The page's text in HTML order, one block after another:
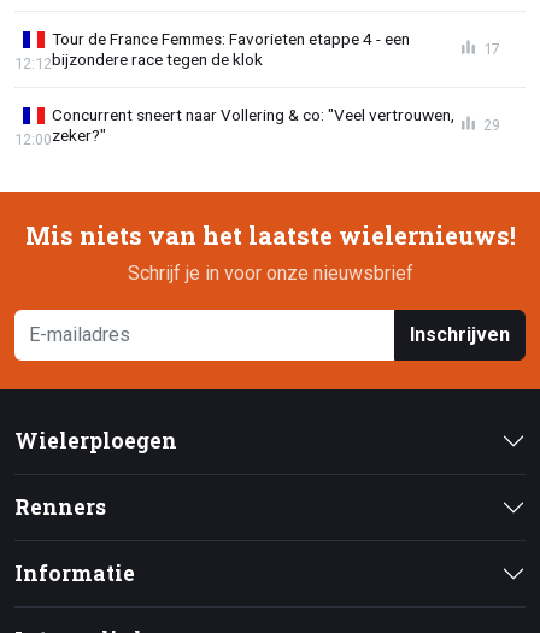
Tour de France Femmes: Favorieten etappe 4 - een
bijzondere race tegen de klok
12:12
17
Concurrent sneert naar Vollering & co: "Veel vertrouwen,
zeker?"
12:00
29
Mis niets van het laatste wielernieuws!
Schrijf je in voor onze nieuwsbrief
Inschrijven
Wielerploegen
Renners
Informatie